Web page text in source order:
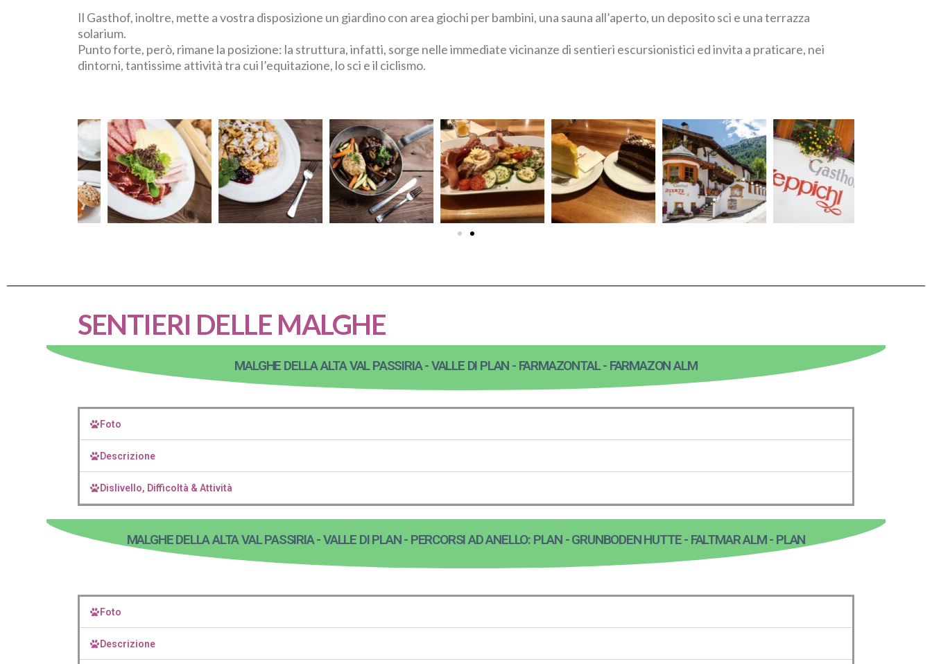
Il Gasthof, inoltre, mette a vostra disposizione un giardino con area giochi per bambini, una sauna all’aperto, un deposito sci e una terrazza
solarium.
Punto forte, però, rimane la posizione: la struttura, infatti, sorge nelle immediate vicinanze di sentieri escursionistici ed invita a praticare, nei
dintorni, tantissime attività tra cui l’equitazione, lo sci e il ciclismo.
SENTIERI DELLE MALGHE
MALGHE DELLA ALTA VAL PASSIRIA - VALLE DI PLAN - FARMAZONTAL - FARMAZON ALM
Foto
Descrizione
Dislivello, Difficoltà & Attività
MALGHE DELLA ALTA VAL PASSIRIA - VALLE DI PLAN - PERCORSI AD ANELLO: PLAN - GRUNBODEN HUTTE - FALTMAR ALM - PLAN
Foto
Descrizione